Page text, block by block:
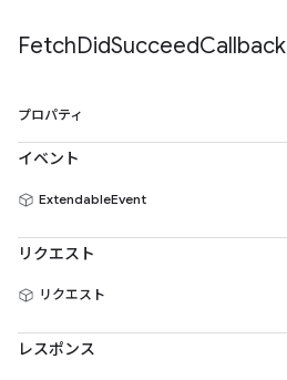
FetchDidSucceedCallback
プロパティ
イベント
ExtendableEvent
リクエスト
リクエスト
レスポンス